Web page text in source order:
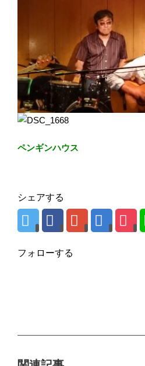
ペンギンハウス
シェアする
フォローする